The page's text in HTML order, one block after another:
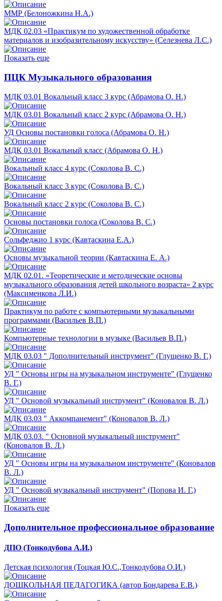
ММР (Белоножкина Н.А.)
МДК 02.03 «Практикум по художественной обработке
материалов и изобразительному искусству» (Селезнева Л.С.)
Показать еще
ПЦК Музыкального образования
МДК 03.01 Вокальный класс 3 курс (Абрамова О. Н.)
МДК 03.01 Вокальный класс 2 курс (Абрамова О. Н.)
УД Основы постановки голоса (Абрамова О. Н.)
МДК 03.01 Вокальный класс (Абрамова О. Н.)
Вокальный класс 4 курс (Соколова В. С.)
Вокальный класс 3 курс (Соколова В. С.)
Вокальный класс 2 курс (Соколова В. С.)
Основы постановки голоса (Соколова В. С.)
Сольфеджио 1 курс (Кавтаскина Е.А.)
Основы музыкальной теории (Кавтаскина Е. А.)
МДК 02.01. «Теоретические и методические основы
музыкального образования детей школьного возраста» 2 курс
(Максименкова Л.И.)
Практикум по работе с компьютерными музыкальными
программами (Васильев В.П.)
Компьютерные технологии в музыке (Васильев В.П.)
МДК 03.03 " Дополнительный инструмент" (Глущенко В. Г.)
УД " Основы игры на музыкальном инструменте" (Глущенко
В. Г.)
УД " Основой музыкальный инструмент" (Коновалов В. Л.)
МДК 03.03 " Аккомпанемент" (Коновалов В. Л.)
МДК 03.03. " Основной музыкальный инструмент"
(Коновалов В. Л.)
УД " Основы игры на музыкальном инструменте" (Коновалов
В. Л.)
УД " Основой музыкальный инструмент" (Попова И. Г.)
Показать еще
Дополнительное профессиональное образование
ДПО (Тонкодубова А.И.)
Детская психология (Тоцкая Ю.С.,Тонкодубова О.И.)
ДОШКОЛЬНАЯ ПЕДАГОГИКА (автор Бондарева Е.В.)